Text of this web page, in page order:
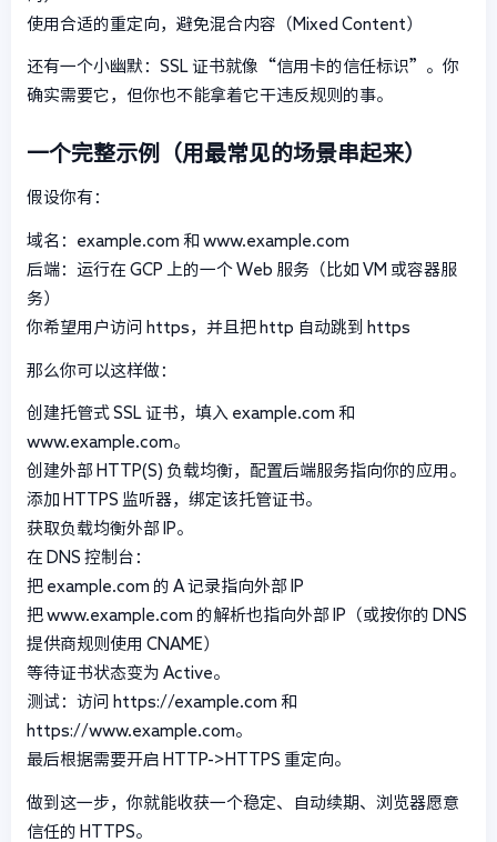
使用合适的重定向，避免混合内容（Mixed Content）
还有一个小幽默：SSL 证书就像“信用卡的信任标识”。你
确实需要它，但你也不能拿着它干违反规则的事。
一个完整示例（用最常见的场景串起来）
假设你有：
域名：example.com 和 www.example.com
后端：运行在 GCP 上的一个 Web 服务（比如 VM 或容器服
务）
你希望用户访问 https，并且把 http 自动跳到 https
那么你可以这样做：
创建托管式 SSL 证书，填入 example.com 和
www.example.com。
创建外部 HTTP(S) 负载均衡，配置后端服务指向你的应用。
添加 HTTPS 监听器，绑定该托管证书。
获取负载均衡外部 IP。
在 DNS 控制台：
把 example.com 的 A 记录指向外部 IP
把 www.example.com 的解析也指向外部 IP（或按你的 DNS
提供商规则使用 CNAME）
等待证书状态变为 Active。
测试：访问 https://example.com 和
https://www.example.com。
最后根据需要开启 HTTP->HTTPS 重定向。
做到这一步，你就能收获一个稳定、自动续期、浏览器愿意
信任的 HTTPS。